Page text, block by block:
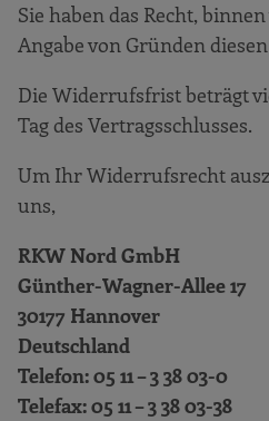
Sie haben das Recht,
Angabe von Gründen
Die Widerrufsfrist beträgt
Tag des Vertragsschlusses.
Um Ihr Widerrufsrecht
uns,
RKW Nord GmbH
Günther-Wagner-Allee 17
30177 Hannover
Deutschland
Telefon: 05 11 – 3 38 03-0
Telefax: 05 11 – 3 38 03-38